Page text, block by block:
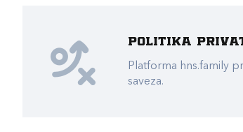
Politika
Platforma hns.family
saveza.